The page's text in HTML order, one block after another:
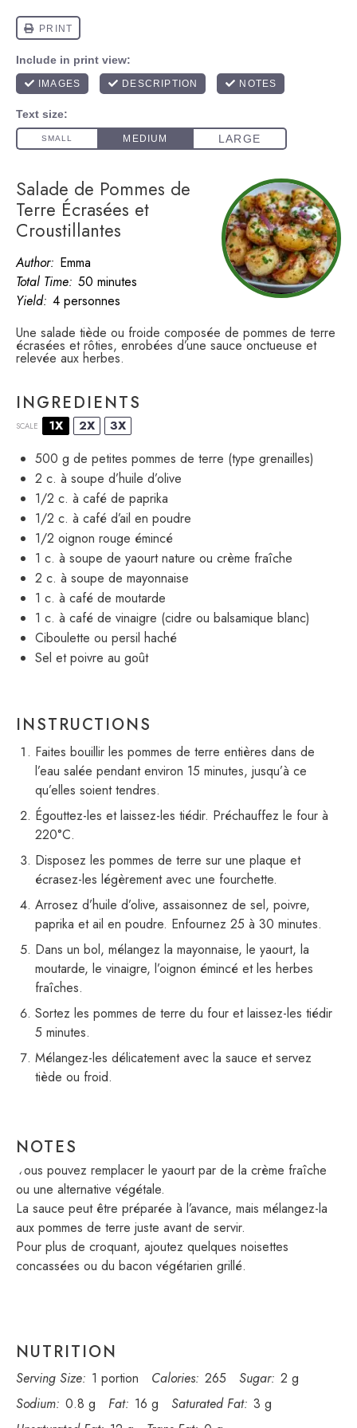
Salade de Pommes de
Terre Écrasées et
Croustillantes
Author: Emma
Total Time: 50 minutes
Yield: 4 personnes
Une salade tiède ou froide composée de pommes de terre
écrasées et rôties, enrobées d’une sauce onctueuse et
relevée aux herbes.
INGREDIENTS
SCALE 1X 2X 3X
500 g de petites pommes de terre (type grenailles)
2 c. à soupe d’huile d’olive
1/2 c. à café de paprika
1/2 c. à café d’ail en poudre
1/2 oignon rouge émincé
1 c. à soupe de yaourt nature ou crème fraîche
2 c. à soupe de mayonnaise
1 c. à café de moutarde
1 c. à café de vinaigre (cidre ou balsamique blanc)
Ciboulette ou persil haché
Sel et poivre au goût
INSTRUCTIONS
Faites bouillir les pommes de terre entières dans de
l’eau salée pendant environ 15 minutes, jusqu’à ce
qu’elles soient tendres.
Égouttez-les et laissez-les tiédir. Préchauffez le four à
220°C.
Disposez les pommes de terre sur une plaque et
écrasez-les légèrement avec une fourchette.
Arrosez d’huile d’olive, assaisonnez de sel, poivre,
paprika et ail en poudre. Enfournez 25 à 30 minutes.
Dans un bol, mélangez la mayonnaise, le yaourt, la
moutarde, le vinaigre, l’oignon émincé et les herbes
fraîches.
Sortez les pommes de terre du four et laissez-les tiédir
5 minutes.
Mélangez-les délicatement avec la sauce et servez
tiède ou froid.
NOTES
Vous pouvez remplacer le yaourt par de la crème fraîche
ou une alternative végétale.
La sauce peut être préparée à l’avance, mais mélangez-la
aux pommes de terre juste avant de servir.
Pour plus de croquant, ajoutez quelques noisettes
concassées ou du bacon végétarien grillé.
NUTRITION
Serving Size: 1 portion Calories: 265 Sugar: 2 g
Sodium: 0.8 g Fat: 16 g Saturated Fat: 3 g